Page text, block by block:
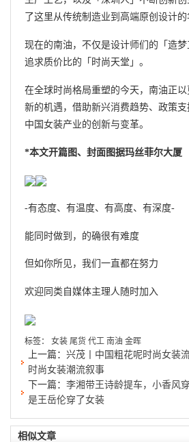
了这里从传统制造业到高端原创设计的
现在的南油，不仅是设计师们的「造
追求质价比的「时尚天堂」。
在全球时尚格局重塑的今天，南油正
新的机遇，借助新兴消费趋势、政策
中国女装产业的创新与变革。
*本文开篇图、封面图据玛丝菲尔大厦
-有态度、有温度、有高度、有深度-
能同时做到，的确很有难度
但如你所见，我们一直都在努力
欢迎同类自媒体主理人随时加入
标签： 女装 尾货 代工 南油 金晖
上一篇： 兴茂丨中国粗花呢时尚女
时尚女装潮流叙事
下一篇： 李湘带王诗龄提车，小香风
是王岳伦穿了女装
相似文章